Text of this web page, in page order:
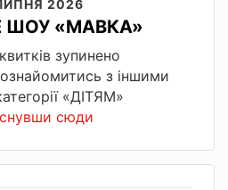
2026
ШОУ «МАВКА»
зупинено
з іншими
«ДІТЯМ»
сюди